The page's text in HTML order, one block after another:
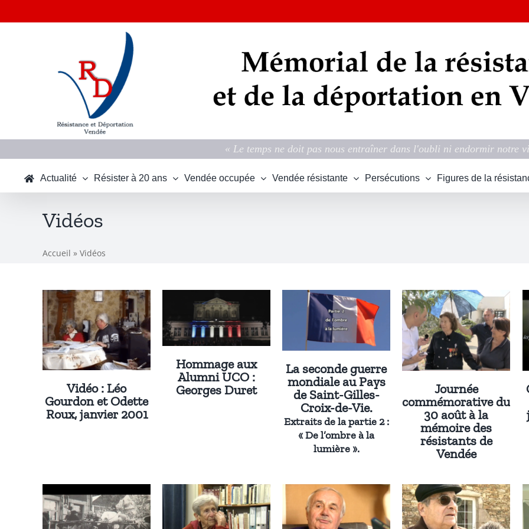
au
« Le temps ne doit pas nous entraîner dans l'oubli ni endormir notre
Actualité Résister à 20 ans Vendée occupée Vendée résistante Persécutions Figures de la
Vidéos
Accueil » Vidéos
Vidéo : Léo
Gourdon et Odette
Roux, janvier 2001
Hommage aux
Alumni UCO :
Georges Duret
La seconde guerre
mondiale au Pays
de Saint-Gilles-
Croix-de-Vie.
Extraits de la partie 2 :
« De l’ombre à la
lumière ».
Journée
commémorative du
30 août à la
mémoire des
résistants de
Vendée